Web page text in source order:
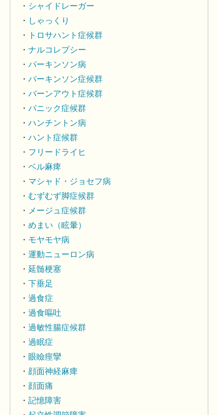
シャイドレーガー
しゃっくり
トロサハント症候群
ナルコレプシー
パーキンソン病
パーキンソン症候群
バーンアウト症候群
パニック症候群
ハンチントン病
ハント症候群
フリードライヒ
ベル麻痺
マシャド・ジョセフ病
むずむず脚症候群
メージュ症候群
めまい（眩暈）
モヤモヤ病
運動ニューロン病
延髄梗塞
下垂足
過食症
過食嘔吐
過敏性腸症候群
過眠症
眼瞼痙攣
顔面神経麻痺
顔面痛
記憶障害